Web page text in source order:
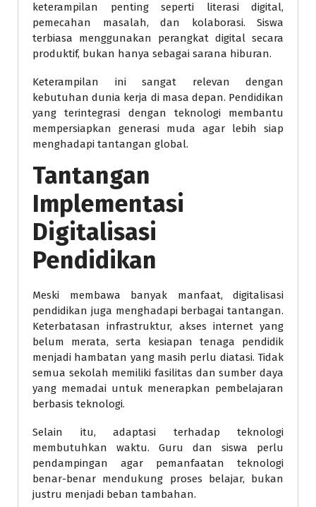
keterampilan penting seperti literasi digital,
pemecahan masalah, dan kolaborasi. Siswa
terbiasa menggunakan perangkat digital secara
produktif, bukan hanya sebagai sarana hiburan.
Keterampilan ini sangat relevan dengan
kebutuhan dunia kerja di masa depan. Pendidikan
yang terintegrasi dengan teknologi membantu
mempersiapkan generasi muda agar lebih siap
menghadapi tantangan global.
Tantangan
Implementasi
Digitalisasi
Pendidikan
Meski membawa banyak manfaat, digitalisasi
pendidikan juga menghadapi berbagai tantangan.
Keterbatasan infrastruktur, akses internet yang
belum merata, serta kesiapan tenaga pendidik
menjadi hambatan yang masih perlu diatasi. Tidak
semua sekolah memiliki fasilitas dan sumber daya
yang memadai untuk menerapkan pembelajaran
berbasis teknologi.
Selain itu, adaptasi terhadap teknologi
membutuhkan waktu. Guru dan siswa perlu
pendampingan agar pemanfaatan teknologi
benar-benar mendukung proses belajar, bukan
justru menjadi beban tambahan.